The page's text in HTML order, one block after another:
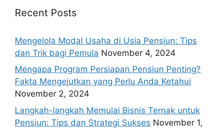
Recent Posts
Mengelola Modal Usaha di Usia Pensiun: Tips
dan Trik bagi Pemula November 4, 2024
Mengapa Program Persiapan Pensiun Penting?
Fakta Mengejutkan yang Perlu Anda Ketahui
November 2, 2024
Langkah-langkah Memulai Bisnis Ternak untuk
Pensiun: Tips dan Strategi Sukses November 1,